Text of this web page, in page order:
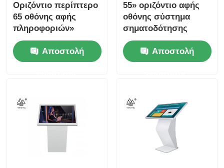
Οριζόντιο περίπτερο
65 οθόνης αφής
πληροφοριών»
ψηφιακό διαλογικό
WayfindingΑποστολή
55» οριζόντιο αφής
οθόνης σύστημα
σηματοδότησης
Wayfinding
περίπτερων
διαλογικό
Αποστολή